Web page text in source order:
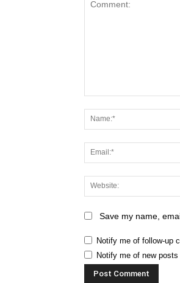
Save my name,
Notify me of follow-up
Notify me of new